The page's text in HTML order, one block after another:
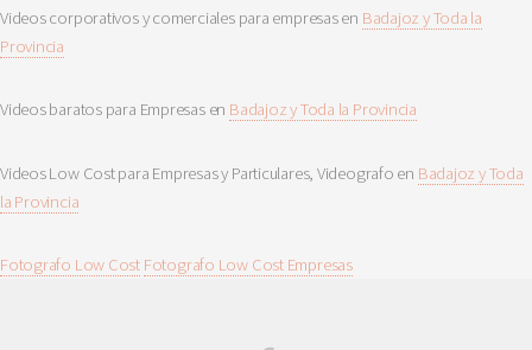
Videos corporativos y comerciales para empresas en Badajoz y Toda la
Provincia
Videos baratos para Empresas en Badajoz y Toda la Provincia
Videos Low Cost para Empresas y Particulares, Videografo en Badajoz y Toda
la Provincia
Fotografo Low Cost Fotografo Low Cost Empresas